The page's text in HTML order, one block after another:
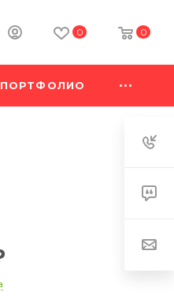
0 0
ПОРТФОЛИО